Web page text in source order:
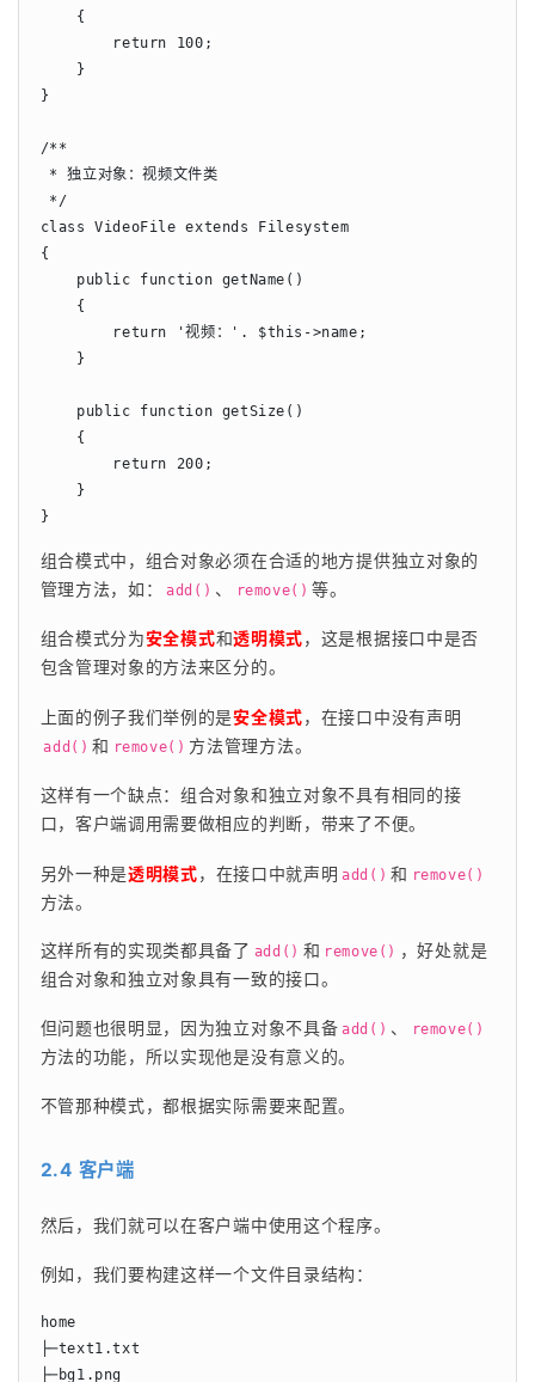
    {
        return 100;
    }
}
/**
* 独立对象：视频文件类
*/
class VideoFile extends Filesystem
{
    public function getName()
    {
        return '视频：'. $this->name;
    }
    public function getSize()
    {
        return 200;
    }
}
组合模式中，组合对象必须在合适的地方提供独立对象的
管理方法，如：
add() 、 remove() 等。
组合模式分为安全模式和透明模式，这是根据接口中是否
包含管理对象的方法来区分的。
上面的例子我们举例的是安全模式，在接口中没有声明
add() 和 remove() 方法管理方法。
这样有一个缺点：组合对象和独立对象不具有相同的接
口，客户端调用需要做相应的判断，带来了不便。
另外一种是透明模式，在接口中就声明 add() 和 remove()
方法。
这样所有的实现类都具备了 add() 和 remove() ，好处就是
组合对象和独立对象具有一致的接口。
但问题也很明显，因为独立对象不具备 add() 、 remove()
方法的功能，所以实现他是没有意义的。
不管那种模式，都根据实际需要来配置。
2.4 客户端
然后，我们就可以在客户端中使用这个程序。
例如，我们要构建这样一个文件目录结构：
home
├─text1.txt
├─bg1.png